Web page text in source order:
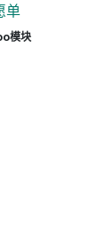
单
模块